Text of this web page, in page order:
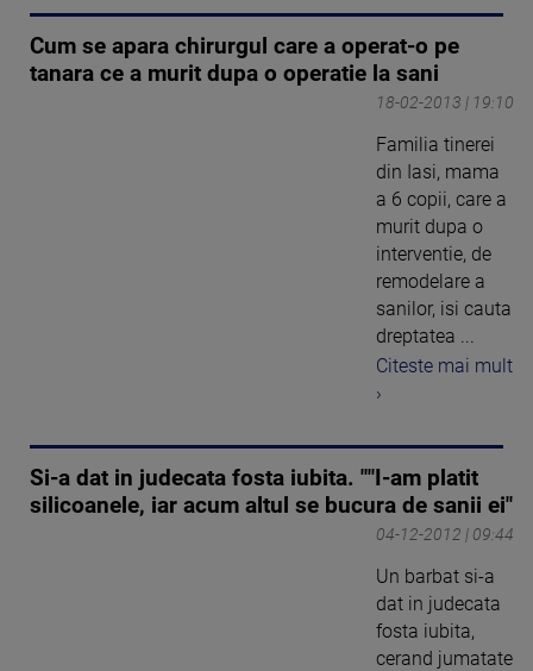
Cum se apara chirurgul care a operat-o pe
tanara ce a murit dupa o operatie la sani
18-02-2013 | 19:10
Familia tinerei
din Iasi, mama
a 6 copii, care a
murit dupa o
interventie, de
remodelare a
sanilor, isi cauta
dreptatea ...
Citeste mai mult
›
Si-a dat in judecata fosta iubita. ""I-am platit
silicoanele, iar acum altul se bucura de sanii ei"
04-12-2012 | 09:44
Un barbat si-a
dat in judecata
fosta iubita,
cerand jumatate